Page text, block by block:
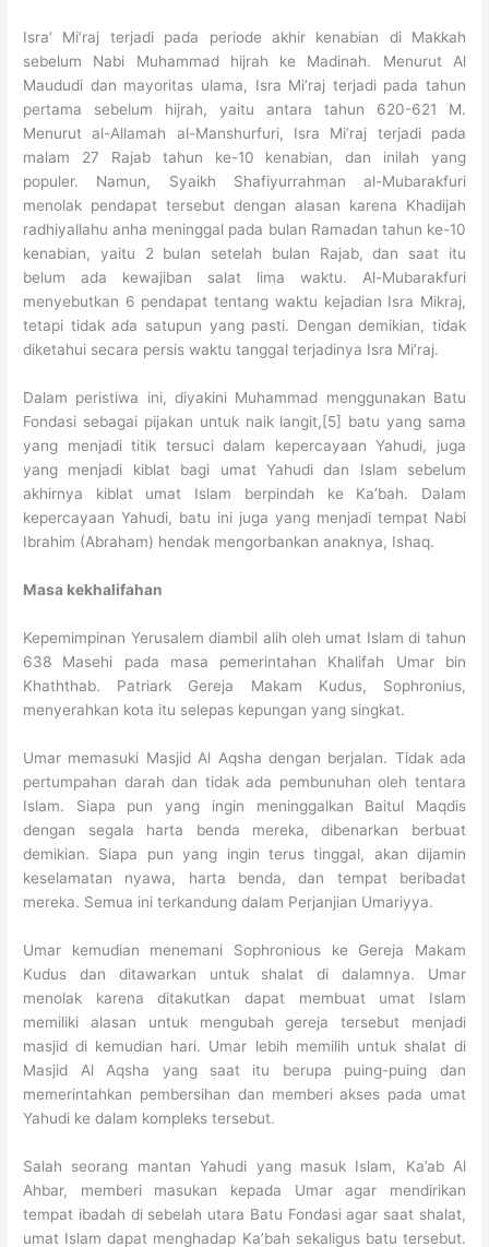
Isra’ Mi’raj terjadi pada periode akhir kenabian di Makkah
sebelum Nabi Muhammad hijrah ke Madinah. Menurut Al
Maududi dan mayoritas ulama, Isra Mi’raj terjadi pada tahun
pertama sebelum hijrah, yaitu antara tahun 620-621 M.
Menurut al-Allamah al-Manshurfuri, Isra Mi’raj terjadi pada
malam 27 Rajab tahun ke-10 kenabian, dan inilah yang
populer. Namun, Syaikh Shafiyurrahman al-Mubarakfuri
menolak pendapat tersebut dengan alasan karena Khadijah
radhiyallahu anha meninggal pada bulan Ramadan tahun ke-10
kenabian, yaitu 2 bulan setelah bulan Rajab, dan saat itu
belum ada kewajiban salat lima waktu. Al-Mubarakfuri
menyebutkan 6 pendapat tentang waktu kejadian Isra Mikraj,
tetapi tidak ada satupun yang pasti. Dengan demikian, tidak
diketahui secara persis waktu tanggal terjadinya Isra Mi’raj.
Dalam peristiwa ini, diyakini Muhammad menggunakan Batu
Fondasi sebagai pijakan untuk naik langit,[5] batu yang sama
yang menjadi titik tersuci dalam kepercayaan Yahudi, juga
yang menjadi kiblat bagi umat Yahudi dan Islam sebelum
akhirnya kiblat umat Islam berpindah ke Ka’bah. Dalam
kepercayaan Yahudi, batu ini juga yang menjadi tempat Nabi
Ibrahim (Abraham) hendak mengorbankan anaknya, Ishaq.
Masa kekhalifahan
Kepemimpinan Yerusalem diambil alih oleh umat Islam di tahun
638 Masehi pada masa pemerintahan Khalifah Umar bin
Khaththab. Patriark Gereja Makam Kudus, Sophronius,
menyerahkan kota itu selepas kepungan yang singkat.
Umar memasuki Masjid Al Aqsha dengan berjalan. Tidak ada
pertumpahan darah dan tidak ada pembunuhan oleh tentara
Islam. Siapa pun yang ingin meninggalkan Baitul Maqdis
dengan segala harta benda mereka, dibenarkan berbuat
demikian. Siapa pun yang ingin terus tinggal, akan dijamin
keselamatan nyawa, harta benda, dan tempat beribadat
mereka. Semua ini terkandung dalam Perjanjian Umariyya.
Umar kemudian menemani Sophronious ke Gereja Makam
Kudus dan ditawarkan untuk shalat di dalamnya. Umar
menolak karena ditakutkan dapat membuat umat Islam
memiliki alasan untuk mengubah gereja tersebut menjadi
masjid di kemudian hari. Umar lebih memilih untuk shalat di
Masjid Al Aqsha yang saat itu berupa puing-puing dan
memerintahkan pembersihan dan memberi akses pada umat
Yahudi ke dalam kompleks tersebut.
Salah seorang mantan Yahudi yang masuk Islam, Ka’ab Al
Ahbar, memberi masukan kepada Umar agar mendirikan
tempat ibadah di sebelah utara Batu Fondasi agar saat shalat,
umat Islam dapat menghadap Ka’bah sekaligus batu tersebut.